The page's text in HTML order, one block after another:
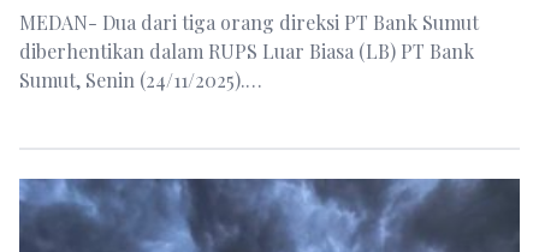
MEDAN- Dua dari tiga orang direksi PT Bank Sumut
diberhentikan dalam RUPS Luar Biasa (LB) PT Bank
Sumut, Senin (24/11/2025).…